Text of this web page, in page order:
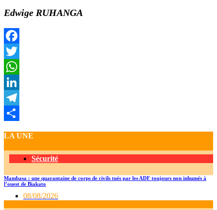
Edwige RUHANGA
Facebook
Twitter
WhatsApp
LinkedIn
Telegram
LA UNE
Sécurité
Mambasa : une quarantaine de corps de civils tués par les ADF toujours non inhumés à
l’ouest de Biakato
08/08/2026